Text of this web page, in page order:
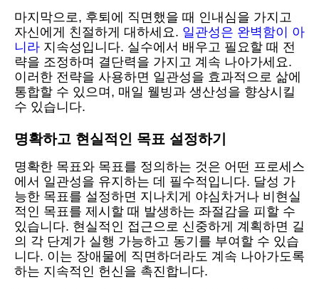
마지막으로, 후퇴에 직면했을 때 인내심을 가지고
자신에게 친절하게 대하세요. 일관성은 완벽함이 아
니라 지속성입니다. 실수에서 배우고 필요할 때 전
략을 조정하며 결단력을 가지고 계속 나아가세요.
이러한 전략을 사용하면 일관성을 효과적으로 삶에
통합할 수 있으며, 매일 웰빙과 생산성을 향상시킬
수 있습니다.
명확하고 현실적인 목표 설정하기
명확한 목표와 목표를 정의하는 것은 어떤 프로세스
에서 일관성을 유지하는 데 필수적입니다. 달성 가
능한 목표를 설정하면 지나치게 야심차거나 비현실
적인 목표를 제시할 때 발생하는 좌절감을 피할 수
있습니다. 현실적인 접근으로 신중하게 계획하면 길
의 각 단계가 실행 가능하고 동기를 부여할 수 있습
니다. 이는 장애물에 직면하더라도 계속 나아가도록
하는 지속적인 헌신을 촉진합니다.